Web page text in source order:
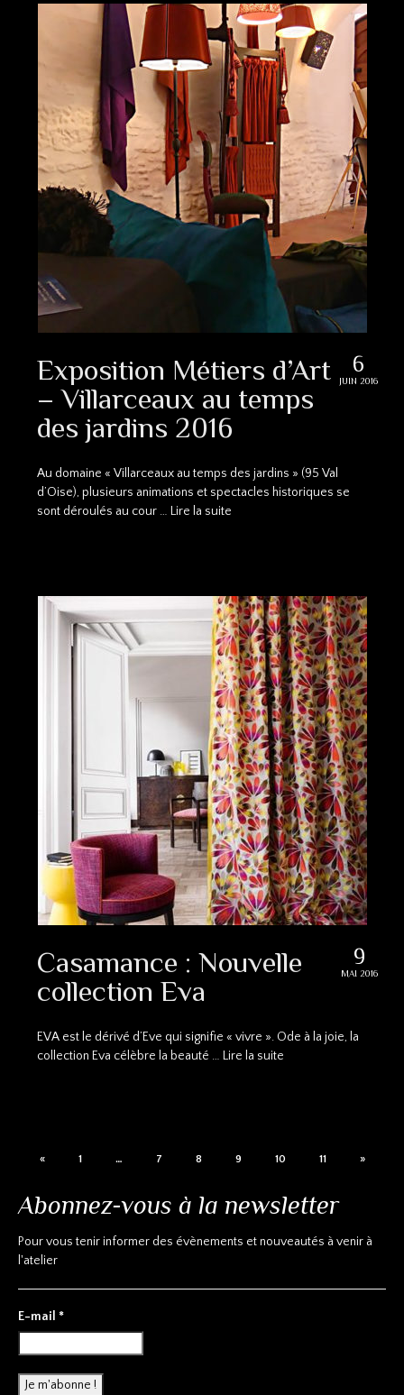
6
JUIN 2016
Exposition Métiers d’Art
– Villarceaux au temps
des jardins 2016
Au domaine « Villarceaux au temps des jardins » (95 Val
d’Oise), plusieurs animations et spectacles historiques se
sont déroulés au cour … Lire la suite
9
MAI 2016
Casamance : Nouvelle
collection Eva
EVA est le dérivé d’Eve qui signifie « vivre ». Ode à la joie, la
collection Eva célèbre la beauté … Lire la suite
« 1 … 7 8 9 10 11 »
Abonnez-vous à la newsletter
Pour vous tenir informer des évènements et nouveautés à venir à
l'atelier
E-mail *